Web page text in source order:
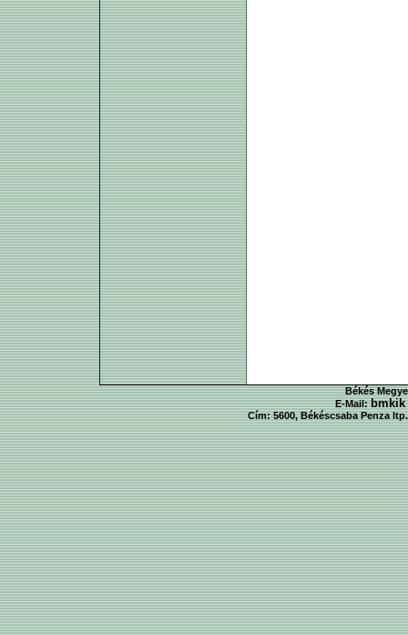
Békés
E-Mail:bmkik
Cím: 5600, Békéscsaba Penza